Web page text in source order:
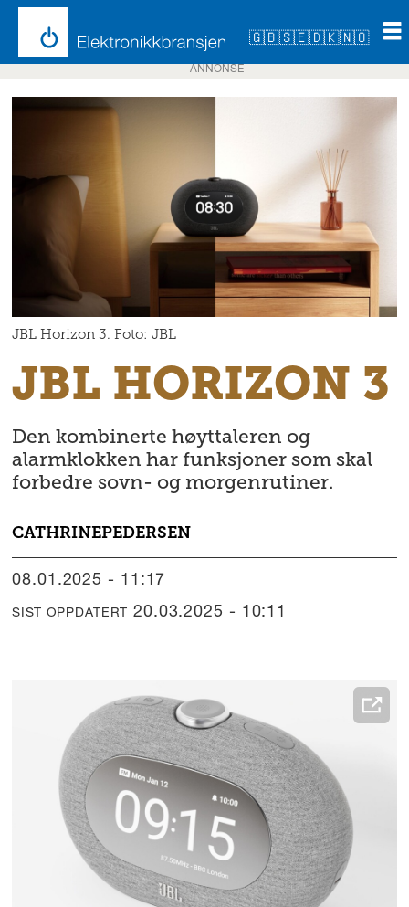
🇬🇧🇸🇪🇩🇰🇳🇴
ANNONSE
JBL Horizon 3. Foto: JBL
JBL HORIZON 3
Den kombinerte høyttaleren og
alarmklokken har funksjoner som skal
forbedre sovn- og morgenrutiner.
CATHRINEPEDERSEN
08.01.2025 - 11:17
SIST OPPDATERT 20.03.2025 - 10:11